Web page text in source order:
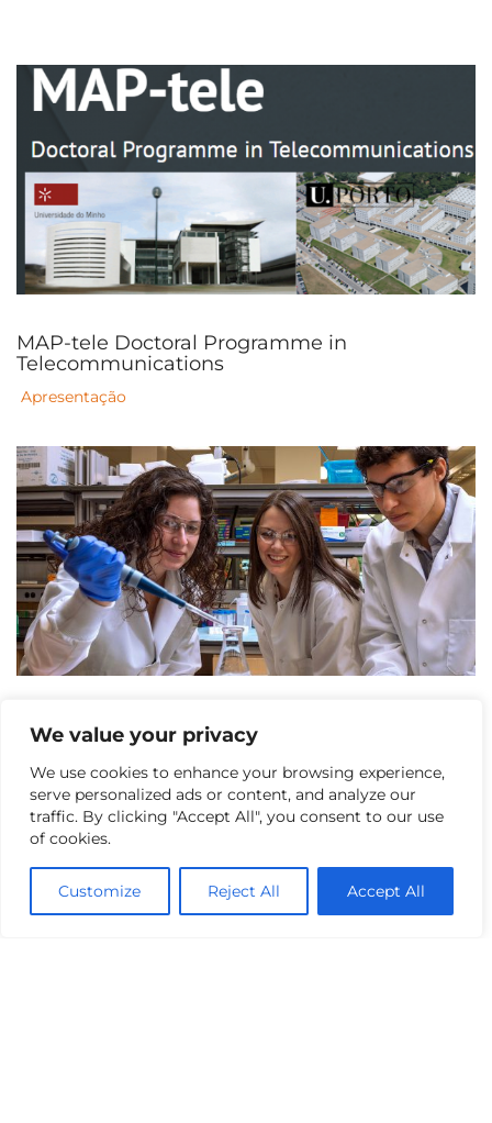
We value your privacy
We use cookies to enhance your browsing experience,
serve personalized ads or content, and analyze our
traffic. By clicking "Accept All", you consent to our use
of cookies.
Customize Reject All Accept All
MAP-tele Doctoral Programme in
Telecommunications
Apresentação
Programa Doutoral em Engenharia
Biomédica
Apresentação